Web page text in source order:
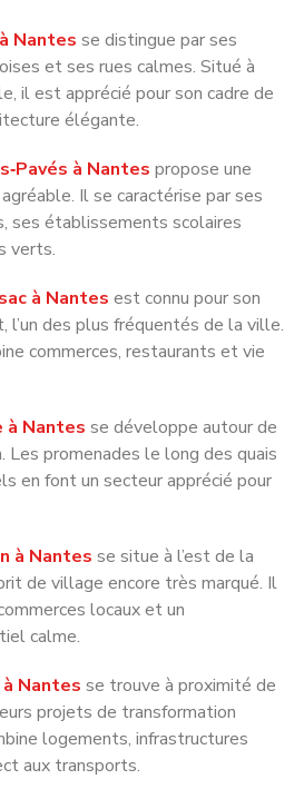
il est apprécié pour son cadre de
élégante.
à Nantes
ses établissements scolaires
verts.
à Nantes
commerces, restaurants et vie
Nantes
en font un secteur apprécié pour
à Nantes
locaux et un
calme.
Nantes
logements, infrastructures
aux transports.
à Nantesest situé sur l’Île de